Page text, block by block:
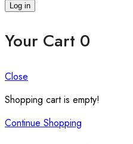
Log in
Your Cart 0
Close
Shopping cart is empty!
Continue Shopping